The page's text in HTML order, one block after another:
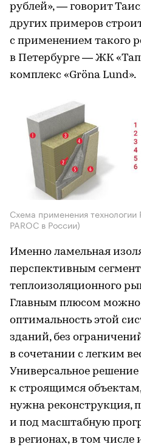
рублей», — говорит
других примеров
с применением такого
в Петербурге — ЖК
комплекс «Gröna Lund».
Схема применения технологии
PAROC в России)
Именно ламельная
перспективным
теплоизоляционного
Главным плюсом можно
оптимальность этой
зданий, без
в сочетании с легким
Универсальное
к строящимся
нужна реконструкция,
и под масштабную
в регионах, в том числе